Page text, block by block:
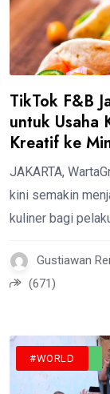
TikTok F&B
untuk Usaha
Kreatif ke
JAKARTA,
kini semakin
kuliner bagi
Gustiawan
(671)
#LIFESTYLE
#WORLD